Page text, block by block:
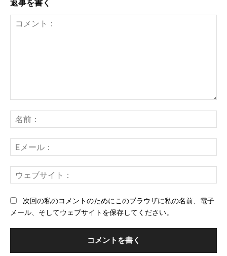
返事を書く
ン
ト：
前
メ
ー
ェ
次回の私のコメントのためにこのブラウザに私の名前、電子
メール、そしてウェブサイトを保存してください。